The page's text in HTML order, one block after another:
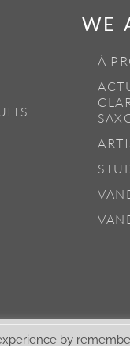
WE
À
by